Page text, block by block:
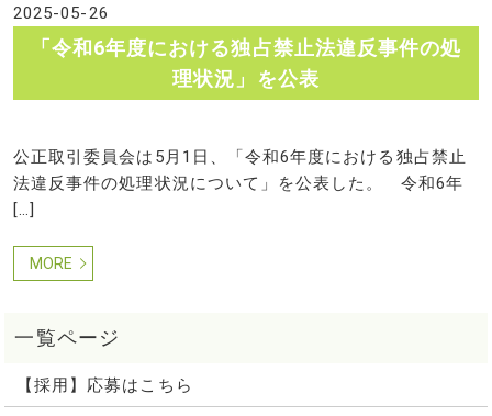
2025-05-26
「令和6年度における独占禁止法違反事件の処
理状況」を公表
公正取引委員会は5月1日、「令和6年度における独占禁止
法違反事件の処理状況について」を公表した。 令和6年
[…]
MORE
【採用】応募はこちら